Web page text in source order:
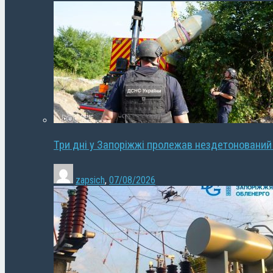
Три дні у Запоріжжі пролежав
zapsich, 07/08/2026